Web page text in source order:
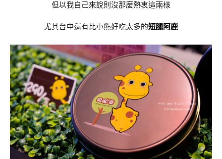
但以我自己來說則沒那麼熱衷這兩樣
尤其台中還有比小熊好吃太多的短腿阿鹿